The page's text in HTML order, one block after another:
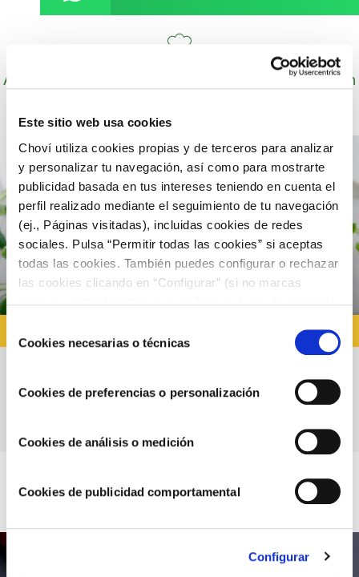
Este sitio web usa cookies
Choví utiliza cookies propias y de terceros para analizar
y personalizar tu navegación, así como para mostrarte
publicidad basada en tus intereses teniendo en cuenta el
perfil realizado mediante el seguimiento de tu navegación
(ej., Páginas visitadas), incluidas cookies de redes
sociales. Pulsa “Permitir todas las cookies” si aceptas
todas las cookies. También puedes configurar o rechazar
las cookies clicando en “Configurar” (si no marcas
COOKIES.
deCookies necesarias o técnicas
Cookies de preferencias o personalización
Cookies de análisis o medición
Cookies de publicidad comportamental
Configurar
Autor: Cocineros de Choví, expertos en recetas con
salsas para el disfrute.
Tosta de salmón con queso fresco y